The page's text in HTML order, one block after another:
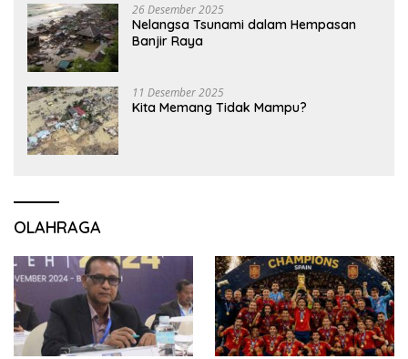
26 Desember 2025
Nelangsa Tsunami dalam Hempasan
Banjir Raya
11 Desember 2025
Kita Memang Tidak Mampu?
OLAHRAGA